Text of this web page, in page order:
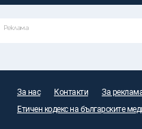
Реклама
За нас Контакти За
Етичен кодекс на българските